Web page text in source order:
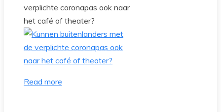
verplichte coronapas ook naar
het café of theater?
Read more